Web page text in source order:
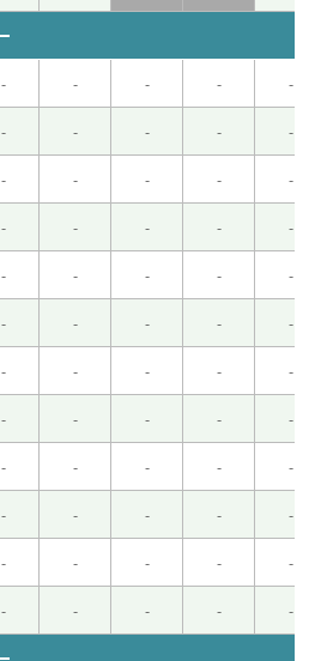
机会的话，我还想预约您的
いました。 今日はお互いが
😅 昼間暑かったからか、疲
しれません。 次回もよろし
容易的事呢。 我觉得做妈妈
希望一切都能越来越好。
受到了母亲的伟大。 妈妈们
您的女儿也能平安、健康、
难啊😢下次上课的时候也想
见。
我最近花得太多了、得省着
- - - - -
- - - - -
- - - - -
- - - - -
- - - - -
- - - - -
- - - - -
- - - - -
- - - - -
- - - - -
- - - - -
- - - - -